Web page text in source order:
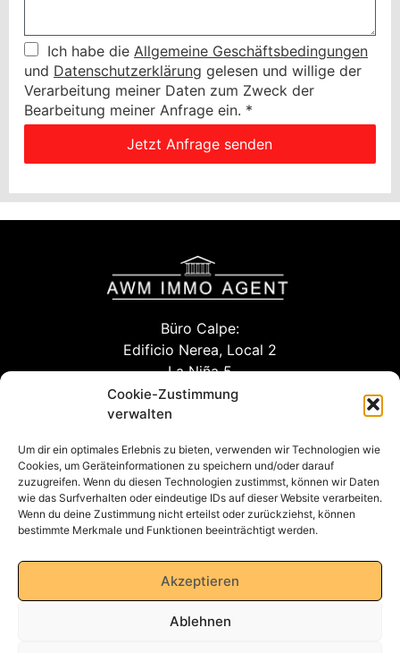
Cookie-Zustimmung
verwalten
Um dir ein optimales Erlebnis zu bieten, verwenden wir Technologien wie
Cookies, um Geräteinformationen zu speichern und/oder darauf
zuzugreifen. Wenn du diesen Technologien zustimmst, können wir Daten
wie das Surfverhalten oder eindeutige IDs auf dieser Website verarbeiten.
Wenn du deine Zustimmung nicht erteilst oder zurückziehst, können
bestimmte Merkmale und Funktionen beeinträchtigt werden.
Akzeptieren
Ablehnen
Ich habe die Allgemeine Geschäftsbedingungen
und Datenschutzerklärung gelesen und willige der
Verarbeitung meiner Daten zum Zweck der
Bearbeitung meiner Anfrage ein. *
Jetzt Anfrage senden
Büro Calpe:
Edificio Nerea, Local 2
La Niña 5
03710 Calpe (Alicante)
info@awm-agent.com
kontakt
Datenschutzerklärung
Impressum